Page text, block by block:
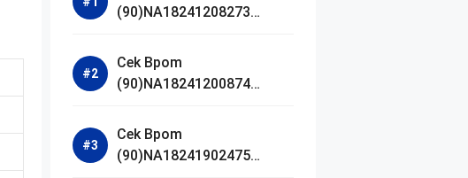
(90)NA18241208273
Bright Radiance Face
Wash
Cek Bpom
(90)NA18241200874
Acne Calm Micellar Water
Cek Bpom
(90)NA18241902475